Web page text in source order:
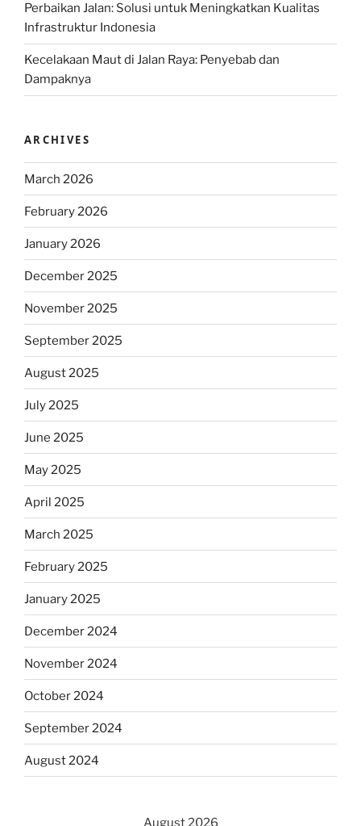
Perbaikan Jalan: Solusi untuk Meningkatkan Kualitas
Infrastruktur Indonesia
Kecelakaan Maut di Jalan Raya: Penyebab dan
Dampaknya
ARCHIVES
March 2026
February 2026
January 2026
December 2025
November 2025
September 2025
August 2025
July 2025
June 2025
May 2025
April 2025
March 2025
February 2025
January 2025
December 2024
November 2024
October 2024
September 2024
August 2024
August 2026